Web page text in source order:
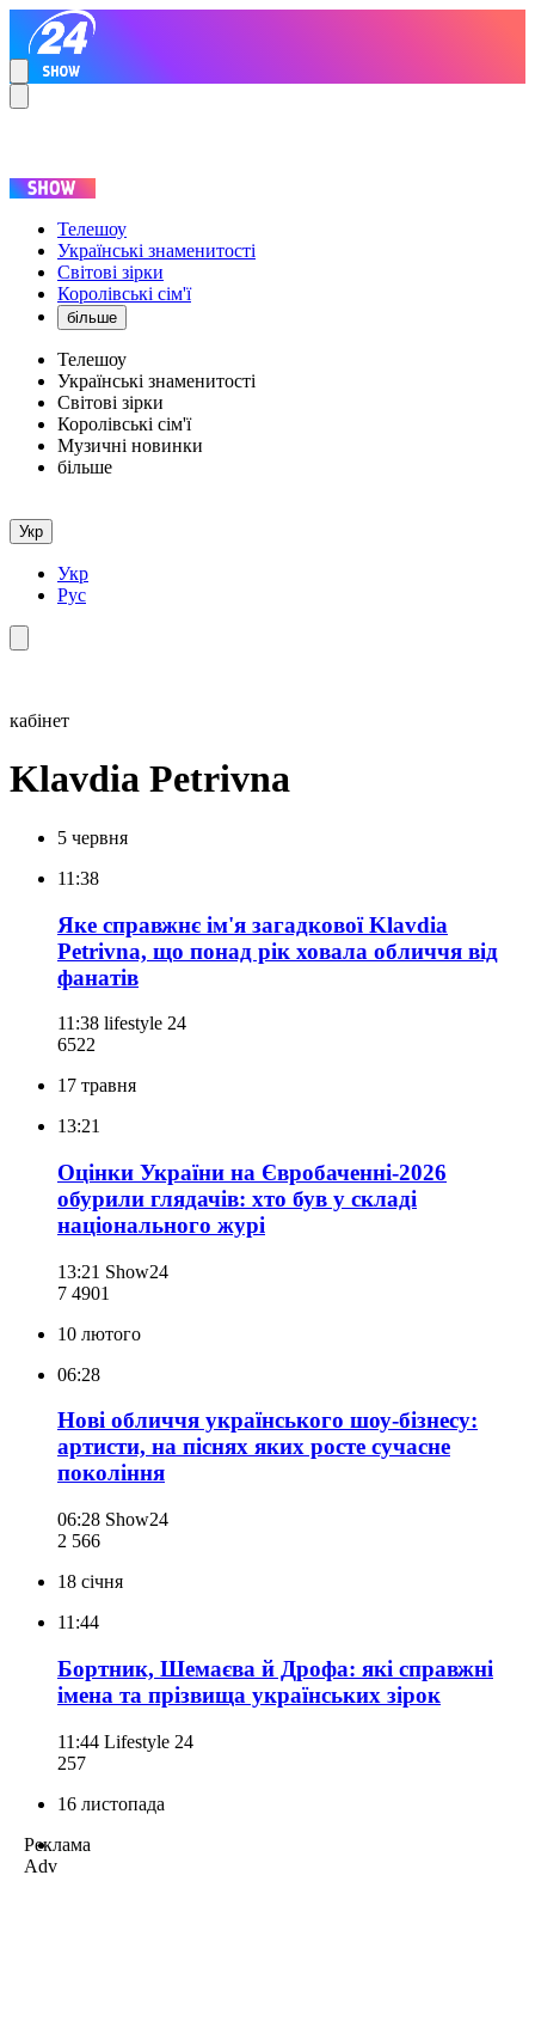
Телешоу
Українські знаменитості
Світові зірки
Королівські сім'ї
більше
Телешоу
Українські знаменитості
Світові зірки
Королівські сім'ї
Музичні новинки
більше
Укр
Укр
Рус
кабінет
Klavdia Petrivna
5 червня
11:38
Яке справжнє ім'я загадкової Klavdia
Petrivna, що понад рік ховала обличчя від
фанатів
11:38 lifestyle 24
6522
17 травня
13:21
Оцінки України на Євробаченні-2026
обурили глядачів: хто був у складі
національного журі
13:21 Show24
7 4901
10 лютого
06:28
Нові обличчя українського шоу-бізнесу:
артисти, на піснях яких росте сучасне
покоління
06:28 Show24
2 566
18 січня
11:44
Бортник, Шемаєва й Дрофа: які справжні
імена та прізвища українських зірок
11:44 Lifestyle 24
257
16 листопада
Реклама
Adv